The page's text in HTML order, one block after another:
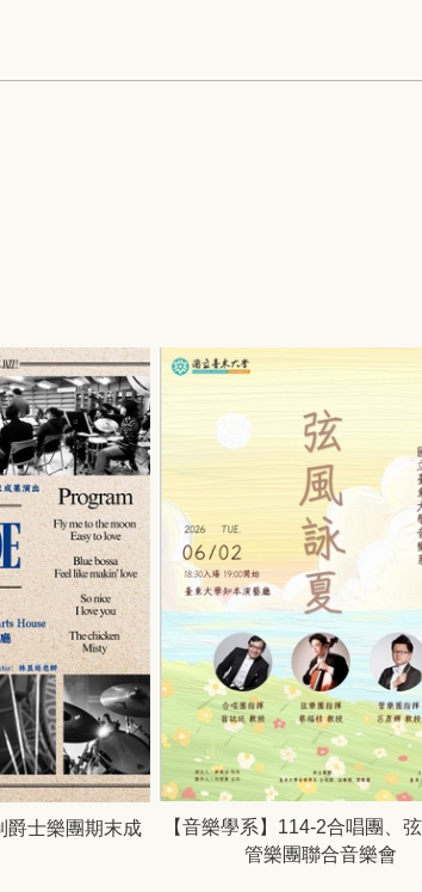
爵士樂團期末成
【音樂學系】114-2合唱團、弦
管樂團聯合音樂會